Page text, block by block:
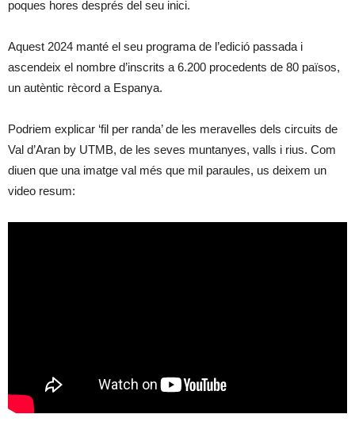
poques hores després del seu inici.
Aquest 2024 manté el seu programa de l’edició passada i
ascendeix el nombre d’inscrits a 6.200 procedents de 80 països,
un autèntic rècord a Espanya.
Podriem explicar ‘fil per randa’ de les meravelles dels circuits de
Val d’Aran by UTMB, de les seves muntanyes, valls i rius. Com
diuen que una imatge val més que mil paraules, us deixem un
video resum: